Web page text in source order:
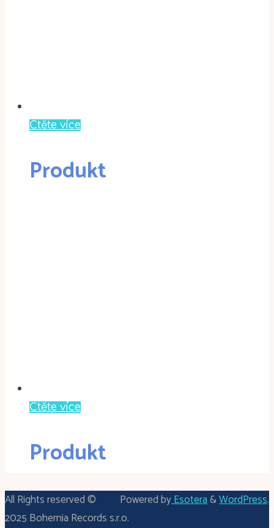
Čtěte více
Produkt
Čtěte více
Produkt
Powered byEsotera&WordPress.
All Rights reserved ©
2025 Bohemia Records s.r.o.